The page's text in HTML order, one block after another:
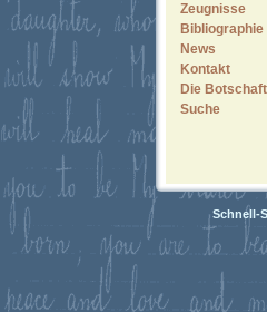
Zeugnisse
Bibliographie
News
Kontakt
Die
Suche
Schnell-